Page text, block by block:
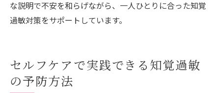
な説明で不安を和らげながら、一人ひとりに合った知覚
過敏対策をサポートしています。
セルフケアで実践できる知覚過敏
の予防方法